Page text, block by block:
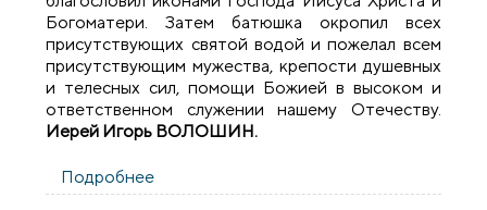
Богоматери. Затем батюшка окропил всех
присутствующих святой водой и пожелал всем
присутствующим мужества, крепости душевных
и телесных сил, помощи Божией в высоком и
ответственном служении нашему Отечеству.
Иерей Игорь ВОЛОШИН.
Подробнее
№1234